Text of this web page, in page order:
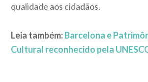
qualidade aos cidadãos.
Leia também:Barcelona e
Cultural reconhecido pela